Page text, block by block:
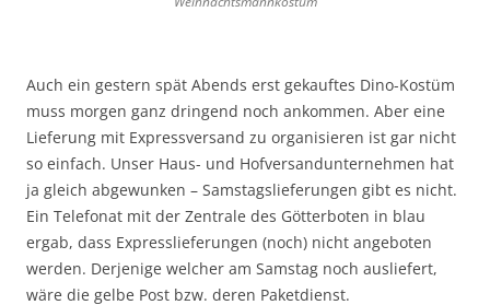
Auch ein gestern spät Abends erst gekauftes Dino-Kostüm
muss morgen ganz dringend noch ankommen. Aber eine
Lieferung mit Expressversand zu organisieren ist gar nicht
so einfach. Unser Haus- und Hofversandunternehmen hat
ja gleich abgewunken – Samstagslieferungen gibt es nicht.
Ein Telefonat mit der Zentrale des Götterboten in blau
ergab, dass Expresslieferungen (noch) nicht angeboten
werden. Derjenige welcher am Samstag noch ausliefert,
wäre die gelbe Post bzw. deren Paketdienst.